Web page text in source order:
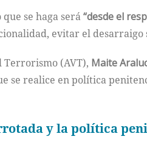
se haga será“desde el
evitar el
Terrorismo (AVT), Maite
se realice en política
y la política